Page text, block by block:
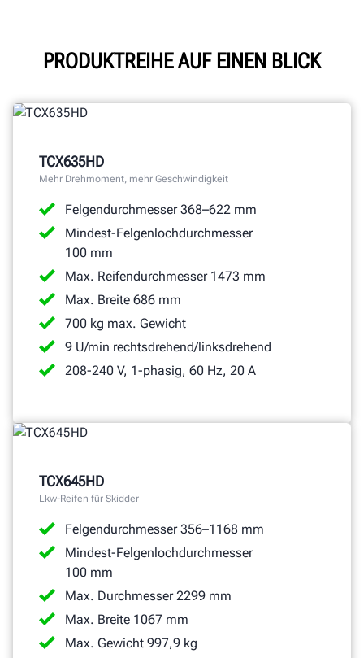
TCX645HD
Technische Daten
Dokumente
Angebot
anfordern
PRODUKTREIHE AUF EINEN BLICK
TCX635HD
Mehr Drehmoment, mehr Geschwindigkeit
Felgendurchmesser 368–622 mm
Mindest-Felgenlochdurchmesser
100 mm
Max. Reifendurchmesser 1473 mm
Max. Breite 686 mm
700 kg max. Gewicht
9 U/min rechtsdrehend/linksdrehend
208-240 V, 1-phasig, 60 Hz, 20 A
TCX645HD
Lkw-Reifen für Skidder
Felgendurchmesser 356–1168 mm
Mindest-Felgenlochdurchmesser
100 mm
Max. Durchmesser 2299 mm
Max. Breite 1067 mm
Max. Gewicht 997,9 kg